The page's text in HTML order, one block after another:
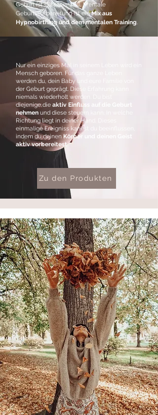
Geburt ist sie essenziell. Mentale
Geburtsvorbereitung ist einMix aus
Hypnobirthing und dem mentalen Training.
Nur ein einziges Mal in seinem Leben wird ein
Mensch geboren. Für das ganze Leben
werden du, dein Baby und eure Familie von
der Geburt geprägt. Diese Erfahrung kann
niemals wiederholt werden. Du bist
diejenige,die aktiv Einfluss auf die Geburt
nehmen und diese steuern kann. In welche
Richtung liegt in deiner Hand. Dieses
einmalige Ereigniss kannst du beeinflussen,
indem du deinen Körper und deinen Geist
aktiv vorbereitest.
Zu den Produkten